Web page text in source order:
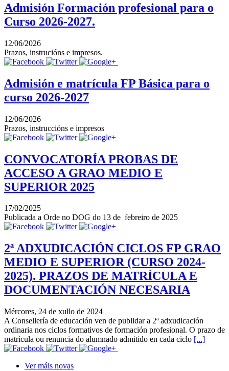
Admisión Formación profesional para o
Curso 2026-2027.
12/06/2026
Prazos, instrucións e impresos.
Admisión e matrícula FP Básica para o
curso 2026-2027
12/06/2026
Prazos, instruccións e impresos
CONVOCATORÍA PROBAS DE
ACCESO A GRAO MEDIO E
SUPERIOR 2025
17/02/2025
Publicada a Orde no DOG do 13 de febreiro de 2025
2ª ADXUDICACIÓN CICLOS FP GRAO
MEDIO E SUPERIOR (CURSO 2024-
2025). PRAZOS DE MATRÍCULA E
DOCUMENTACIÓN NECESARIA
Mércores, 24 de xullo de 2024
A Consellería de educación ven de publidar a 2ª adxudicación
ordinaria nos ciclos formativos de formación profesional. O prazo de
matrícula ou renuncia do alumnado admitido en cada ciclo [...]
Ver máis novas